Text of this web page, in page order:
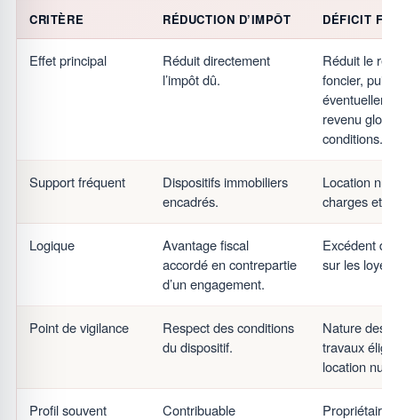
CRITÈRE RÉDUCTION D’IMPÔT DÉFICIT
Effet principal
Réduit directement
l’impôt dû.
Réduit le
foncier, puis
revenu
conditions.
Support fréquent
Dispositifs immobiliers
encadrés.
Location
charges et
Logique
Avantage fiscal
accordé en contrepartie
d’un engagement.
Excédent
sur les
Point de vigilance
Respect des conditions
du dispositif.
Nature des
travaux
location nue.
Profil souvent
Contribuable
Propriétaire